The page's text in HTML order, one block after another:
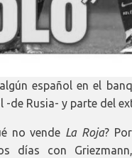
español en el
-de Rusia- y parte del
no vende La Roja?
días con